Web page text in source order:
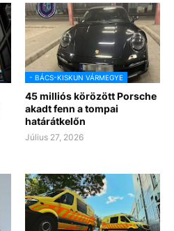
- BÁCS-KISKUN VÁRMEGYE
45 milliós körözött Porsche
akadt fenn a tompai
határátkelőn
Július 27, 2026